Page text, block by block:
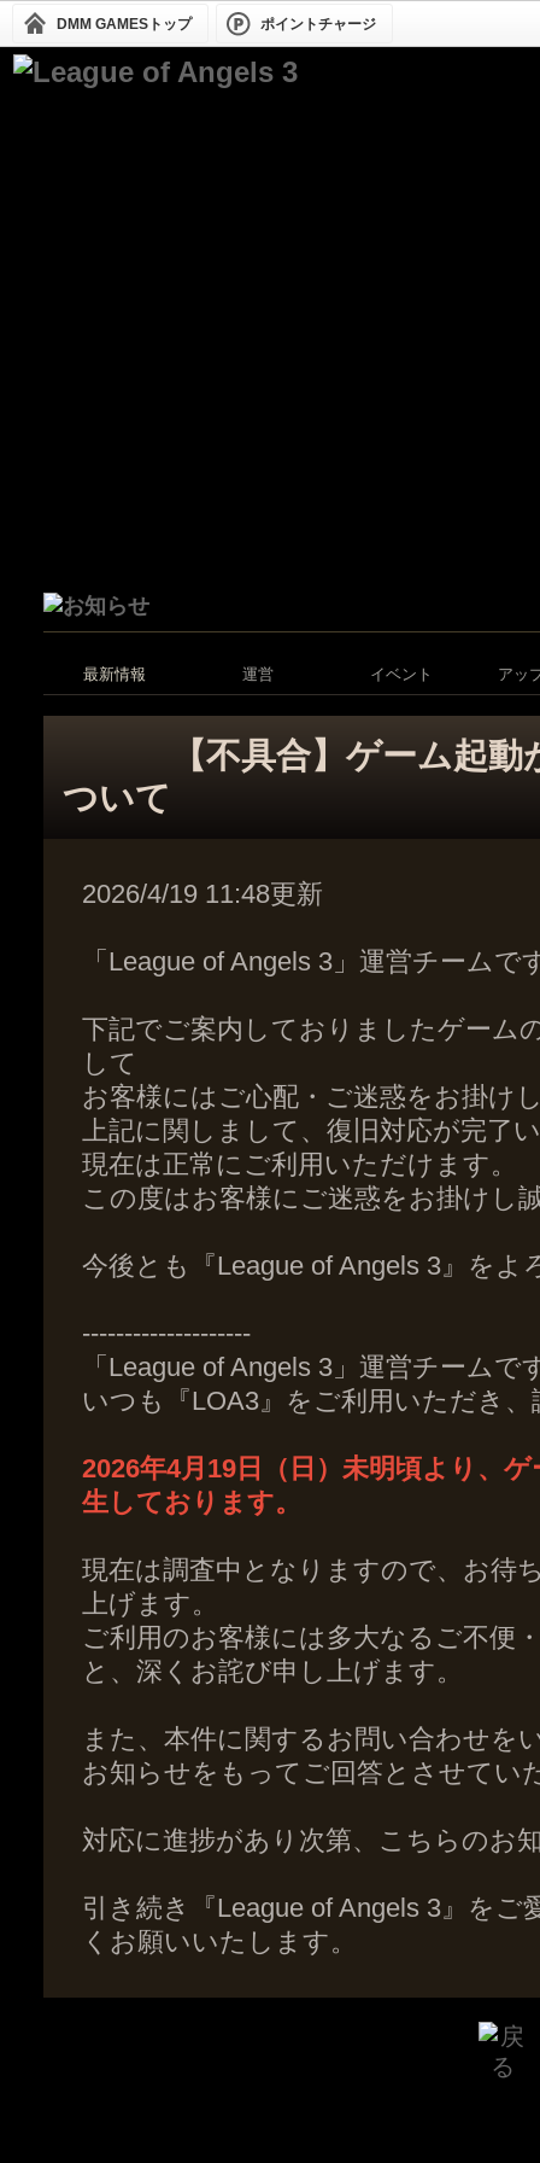
DMM GAMESトップ ポイントチャージ
最新情報 運営 イベント アッ
【不具合】ゲーム起
ついて
2026/4/19 11:48更新
「League of Angels 3」運営チームで
下記でご案内しておりましたゲーム
して
お客様にはご心配・ご迷惑をお掛け
上記に関しまして、復旧対応が完了
現在は正常にご利用いただけます。
この度はお客様にご迷惑をお掛けし
今後とも『League of Angels 3』を
--------------------
「League of Angels 3」運営チームで
いつも『LOA3』をご利用いただき
2026年4月19日（日）未明頃より、
生しております。
現在は調査中となりますので、お待
上げます。
ご利用のお客様には多大なるご不便
と、深くお詫び申し上げます。
また、本件に関するお問い合わせを
お知らせをもってご回答とさせてい
対応に進捗があり次第、こちらのお
引き続き『League of Angels 3』を
くお願いいたします。